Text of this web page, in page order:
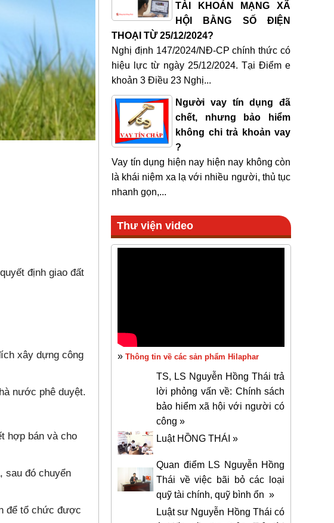
định giao đất
xây dựng công
nước phê duyệt.
hợp bán và cho
sau đó chuyển
để tổ chức được
TÀI KHOẢN MẠNG XÃ
HỘI BẰNG SỐ ĐIỆN
THOẠI TỪ 25/12/2024?
Nghị định 147/2024/NĐ-CP chính thức có
hiệu lực từ ngày 25/12/2024. Tại Điểm e
khoản 3 Điều 23 Nghị...
Người vay tín dụng đã
chết, nhưng bảo hiểm
không chi trả khoản vay
?
Vay tín dụng hiện nay hiện nay không còn
là khái niệm xa lạ với nhiều người, thủ tục
nhanh gọn,...
Thư viện video
» Thông tin về các sản phẩm Hilaphar
TS, LS Nguyễn Hồng Thái trả
lời phỏng vấn về: Chính sách
bảo hiểm xã hội với người có
công »
Luật HỒNG THÁI »
Quan điểm LS Nguyễn Hồng
Thái về việc bãi bỏ các loại
quỹ tài chính, quỹ bình ổn »
Luật sư Nguyễn Hồng Thái có